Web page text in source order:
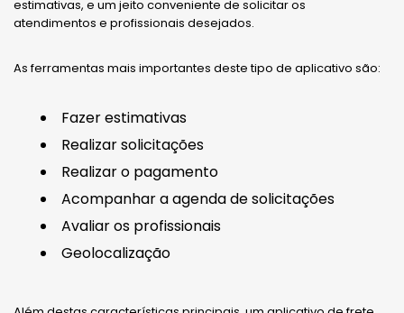
estimativas, e um jeito conveniente de solicitar os
atendimentos e profissionais desejados.
As ferramentas mais importantes deste tipo de aplicativo são:
Fazer estimativas
Realizar solicitações
Realizar o pagamento
Acompanhar a agenda de solicitações
Avaliar os profissionais
Geolocalização